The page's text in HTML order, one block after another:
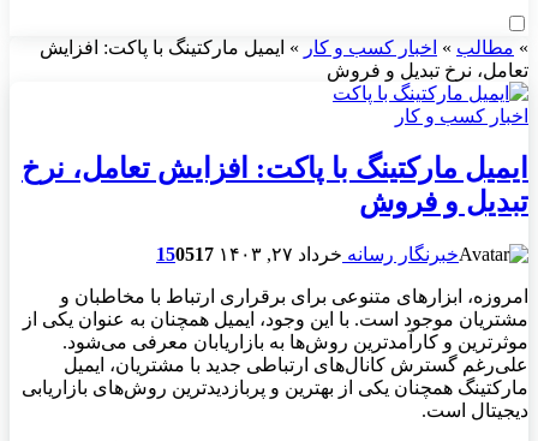
» مطالب » اخبار کسب و کار » ایمیل مارکتینگ با پاکت: افزایش
تعامل، نرخ تبدیل و فروش
اخبار کسب و کار
ایمیل مارکتینگ با پاکت: افزایش تعامل، نرخ
تبدیل و فروش
خبرنگار رسانه خرداد ۲۷, ۱۴۰۳ 150517
امروزه، ابزارهای متنوعی برای برقراری ارتباط با مخاطبان و
مشتریان موجود است. با این وجود، ایمیل همچنان به عنوان یکی از
موثرترین و کارآمدترین روش‌ها به بازاریابان معرفی می‌شود.
علی‌رغم گسترش کانال‌های ارتباطی جدید با مشتریان، ایمیل
مارکتینگ همچنان یکی از بهترین و پربازدیدترین روش‌های بازاریابی
دیجیتال است.